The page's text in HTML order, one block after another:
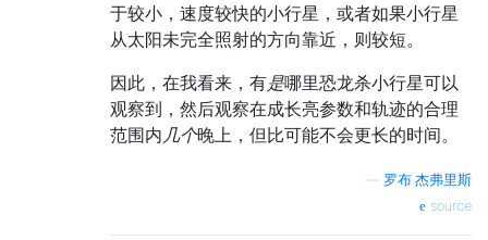
于较小，速度较快的小行星，或者如果小行星
从太阳未完全照射的方向靠近，则较短。
因此，在我看来，有是哪里恐龙杀小行星可以
观察到，然后观察在成长亮参数和轨迹的合理
范围内几个晚上，但比可能不会更长的时间。
罗布·杰弗里斯
source